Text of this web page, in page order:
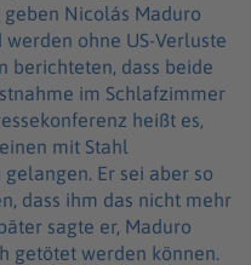
Nicolás Maduro
ohne US-Verluste
berichteten, dass beide
im Schlafzimmer
heißt es,
mit Stahl
Er sei aber so
dass ihm das nicht mehr
sagte er, Maduro
getötet werden können.